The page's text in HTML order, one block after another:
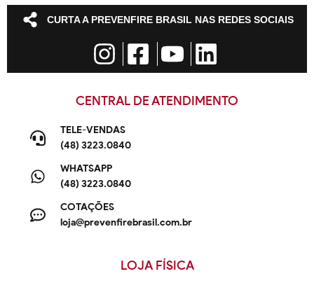
CURTA A PREVENFIRE BRASIL NAS REDES SOCIAIS
CENTRAL DE ATENDIMENTO
TELE-VENDAS
(48) 3223.0840
WHATSAPP
(48) 3223.0840
COTAÇÕES
loja@prevenfirebrasil.com.br
LOJA FÍSICA